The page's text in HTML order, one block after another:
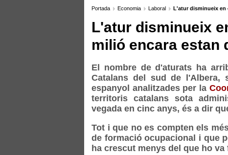
Portada Economia Laboral L'atur disminueix en
L'atur disminueix
milió encara estan
El nombre de d'aturats ha
Catalans del sud de l'Albera,
espanyol analitzades per la
territoris catalans sota
vegada en cinc anys, és a dir
Tot i que no es compten els
de formació ocupacional i que
ha crescut menys del que ho